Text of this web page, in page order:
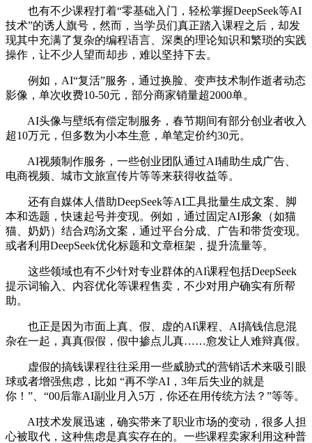
也有不少课程打着“零基础入门，轻松掌握DeepSeek等AI
技术”的诱人旗号，然而，当学员们真正踏入课程之后，却发
现其中充满了复杂的编程语言、深奥的理论知识和繁琐的实践
操作，让不少人望而却步，难以坚持下去。
例如，AI“复活”服务，通过换脸、变声技术制作逝者动态
影像，单次收费10-50元，部分商家销量超2000单。
AI头像与壁纸有偿定制服务，春节期间有部分创业者收入
超10万元，但多数为小本生意，单笔定价约30元。
AI视频制作服务，一些创业团队通过AI辅助生成广告、
电商视频、城市文旅宣传片等等来获得收益等。
还有自媒体人借助DeepSeek等AI工具批量生成文案、脚
本和选题，快速起号并变现。例如，通过固定AI形象（如猫
猫、奶奶）结合鸡汤文案，通过平台分成、广告和带货变现。
或者利用DeepSeek优化标题和文章框架，提升流量等。
这些领域也有不少针对专业群体的AI课程包括DeepSeek
提示词输入、内容优化等课程售卖，不少对用户确实有所帮
助。
也正是因为市面上真、假、虚的AI课程、AI搞钱信息混
杂在一起，真真假假，假中掺点儿真……愈发让人难辩真假。
虚假的搞钱课程往往采用一些威胁式的营销话术来吸引眼
球或者增强焦虑，比如 “再不学AI，3年后失业的就是
你！”、“00后靠AI副业月入5万，你还在用传统方法？”等等。
AI技术发展迅速，确实带来了职业市场的变动，很多人担
心被取代，这种焦虑是真实存在的。一些课程卖家利用这种普